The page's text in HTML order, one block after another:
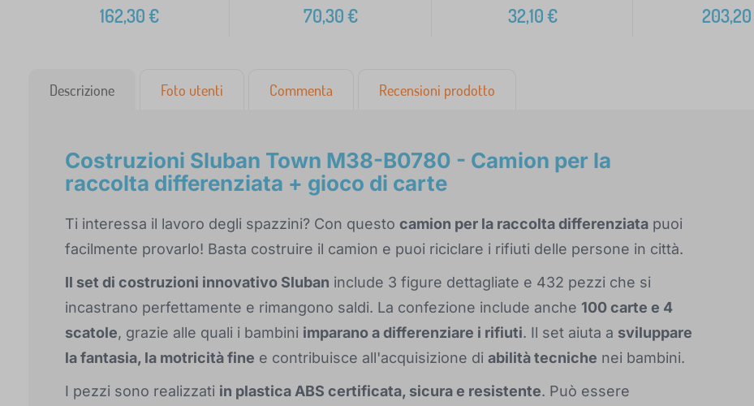
162,30€ 70,30€ 32,10€ 203,20
Descrizione Foto utenti Commenta Recensioni prodotto
Costruzioni Sluban Town M38-B0780 - Camion per la
raccolta differenziata + gioco di carte
Ti interessa il lavoro degli spazzini? Con questo camion per la raccolta differenziata puoi
facilmente provarlo! Basta costruire il camion e puoi riciclare i rifiuti delle persone in città.
Il set di costruzioni innovativo Sluban include 3 figure dettagliate e 432 pezzi che si
incastrano perfettamente e rimangono saldi. La confezione include anche 100 carte e 4
scatole, grazie alle quali i bambini imparano a differenziare i rifiuti. Il set aiuta a sviluppare
la fantasia, la motricità fine e contribuisce all'acquisizione di abilità tecniche nei bambini.
I pezzi sono realizzati in plastica ABS certificata, sicura e resistente. Può essere